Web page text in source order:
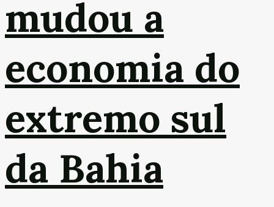
mudou a
economia do
extremo sul
da Bahia